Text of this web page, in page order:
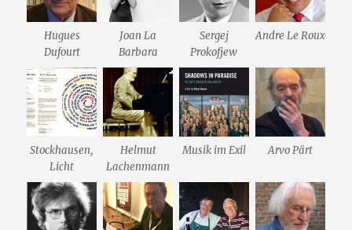
Hugues
Dufourt
Joan La
Barbara
Sergej
Prokofjew
Andre Le Roux
Stockhausen,
Licht
Helmut
Lachenmann
Musik im Exil Arvo Pärt